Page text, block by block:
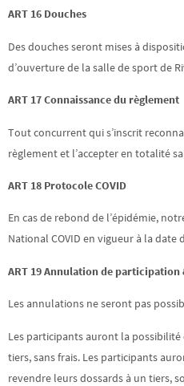
ART 16 Douches
Des douches seront mises à
d’ouverture de la salle de sport de
ART 17 Connaissance du règlement
Tout concurrent qui s’inscrit
règlement et l’accepter en totalité
ART 18 Protocole COVID
En cas de rebond de l’épidémie,
National COVID en vigueur à la date
ART 19 Annulation de participation
Les annulations ne seront pas
Les participants auront la
tiers, sans frais. Les participants
revendre leurs dossards à un tiers,